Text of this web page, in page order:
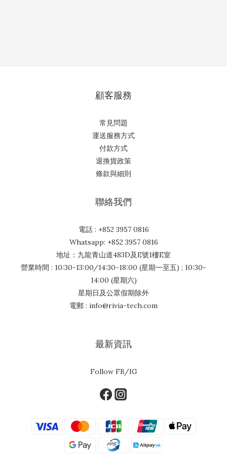
顧客服務
常見問題
運送服務方式
付款方式
退換貨政策
條款與細則
聯絡我們
電話 : +852 3957 0816
Whatsapp: +852 3957 0816
地址：九龍青山道483D及E號1樓E室
營業時間 : 10:30-13:00/14:30-18:00 (星期一至五) ; 10:30-
14:00 (星期六)
星期日及公眾假期除外
電郵 : info@rivia-tech.com
最新資訊
Follow FB/IG